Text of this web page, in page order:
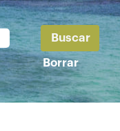
Borrar